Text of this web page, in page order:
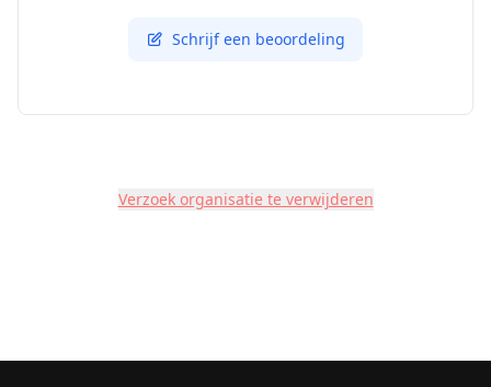
Schrijf een beoordeling
Verzoek organisatie te verwijderen